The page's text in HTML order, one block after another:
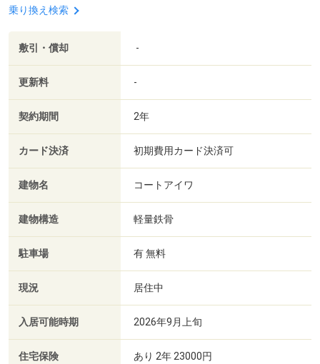
乗り換え検索
敷引・償却 -
更新料 -
契約期間 2年
カード決済 初期費用カード決済可
建物名 コートアイワ
建物構造 軽量鉄骨
駐車場 有 無料
現況 居住中
入居可能時期 2026年9月上旬
住宅保険 あり 2年 23000円